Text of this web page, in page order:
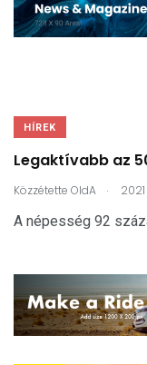
HÍREK
Legaktívabb az
Közzétette OldA .
A népesség 92